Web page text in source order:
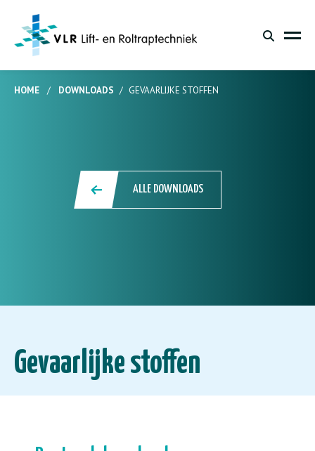
HOME / DOWNLOADS / GEVAARLIJKE STOFFEN
ALLE DOWNLOADS
Gevaarlijke stoffen